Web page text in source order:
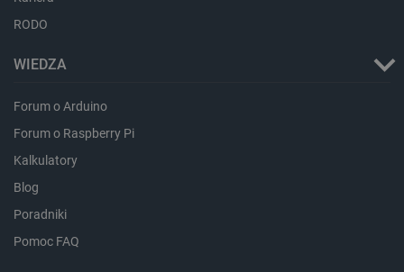
RODO
WIEDZA
Forum o Arduino
Forum o Raspberry Pi
Kalkulatory
Blog
Poradniki
Pomoc FAQ
isListDisplay